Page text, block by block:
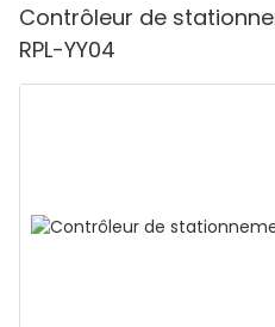
Contrôleur de
RPL-YY04